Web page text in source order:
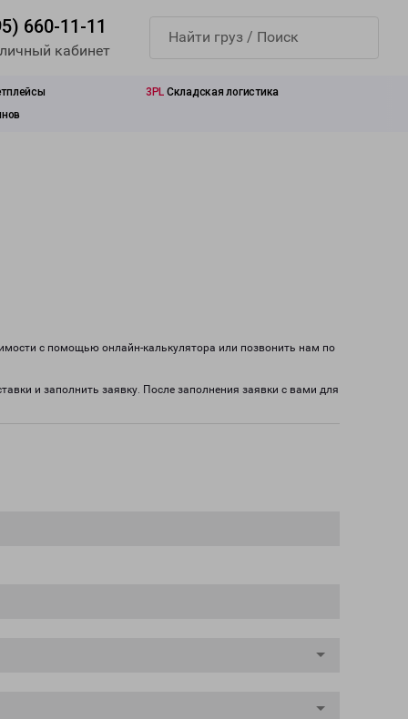
660-11-11
кабинет
3PL Складская логистика
с помощью онлайн-калькулятора или позвонить нам по
и заполнить заявку. После заполнения заявки с вами для